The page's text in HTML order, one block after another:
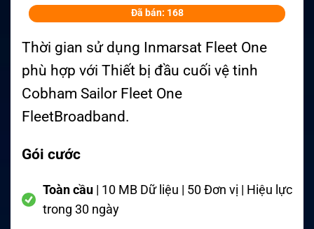
Đã bán: 168
Thời gian sử dụng Inmarsat Fleet One
phù hợp với Thiết bị đầu cuối vệ tinh
Cobham Sailor Fleet One
FleetBroadband.
Gói cước
Toàn cầu | 10 MB Dữ liệu | 50 Đơn vị | Hiệu lực
trong 30 ngày